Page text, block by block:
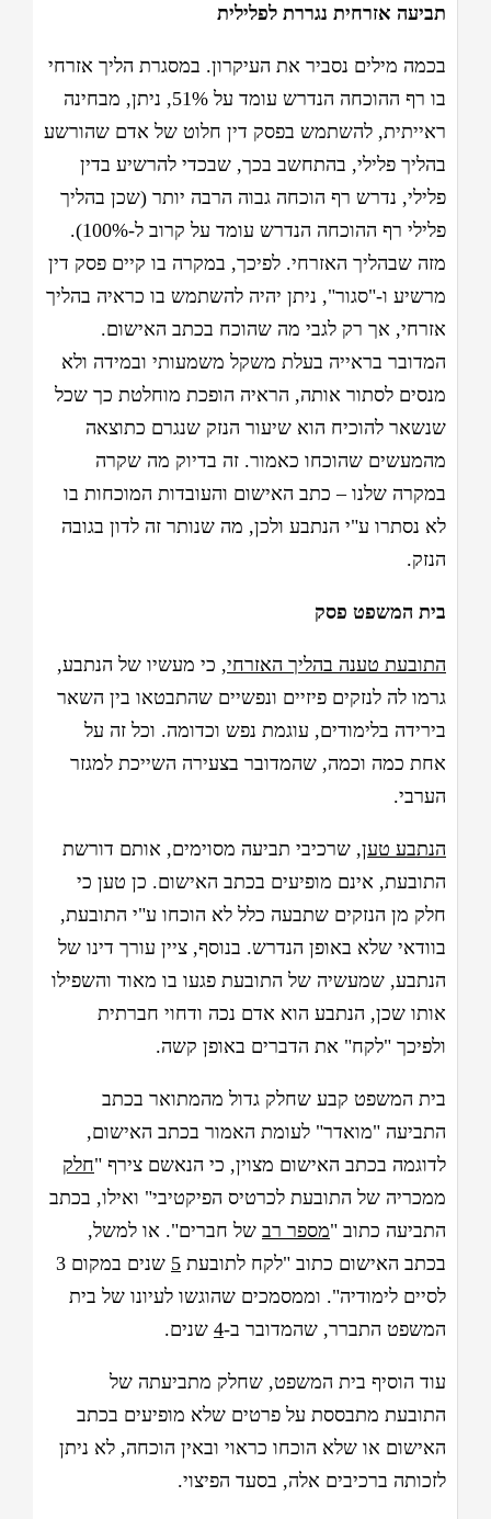
תביעה אזרחית נגררת לפלילית
בכמה מילים נסביר את העיקרון. במסגרת הליך אזרחי
בו רף ההוכחה הנדרש עומד על 51%, ניתן, מבחינה
ראייתית, להשתמש בפסק דין חלוט של אדם שהורשע
בהליך פלילי, בהתחשב בכך, שבכדי להרשיע בדין
פלילי, נדרש רף הוכחה גבוה הרבה יותר (שכן בהליך
פלילי רף ההוכחה הנדרש עומד על קרוב ל-100%).
מזה שבהליך האזרחי. לפיכך, במקרה בו קיים פסק דין
מרשיע ו-"סגור", ניתן יהיה להשתמש בו כראיה בהליך
אזרחי, אך רק לגבי מה שהוכח בכתב האישום.
המדובר בראייה בעלת משקל משמעותי ובמידה ולא
מנסים לסתור אותה, הראיה הופכת מוחלטת כך שכל
שנשאר להוכיח הוא שיעור הנזק שנגרם כתוצאה
מהמעשים שהוכחו כאמור. זה בדיוק מה שקרה
במקרה שלנו – כתב האישום והעובדות המוכחות בו
לא נסתרו ע"י הנתבע ולכן, מה שנותר זה לדון בגובה
הנזק.
בית המשפט פסק
התובעת טענה בהליך האזרחי, כי מעשיו של הנתבע,
גרמו לה לנזקים פיזיים ונפשיים שהתבטאו בין השאר
בירידה בלימודים, עוגמת נפש וכדומה. וכל זה על
אחת כמה וכמה, שהמדובר בצעירה השייכת למגזר
הערבי.
הנתבע טען, שרכיבי תביעה מסוימים, אותם דורשת
התובעת, אינם מופיעים בכתב האישום. כן טען כי
חלק מן הנזקים שתבעה כלל לא הוכחו ע"י התובעת,
בוודאי שלא באופן הנדרש. בנוסף, ציין עורך דינו של
הנתבע, שמעשיה של התובעת פגעו בו מאוד והשפילו
אותו שכן, הנתבע הוא אדם נכה ודחוי חברתית
ולפיכך "לקח" את הדברים באופן קשה.
בית המשפט קבע שחלק גדול מהמתואר בכתב
התביעה "מואדר" לעומת האמור בכתב האישום,
לדוגמה בכתב האישום מצוין, כי הנאשם צירף "חלק
ממכריה של התובעת לכרטיס הפיקטיבי" ואילו, בכתב
התביעה כתוב "מספר רב של חברים". או למשל,
בכתב האישום כתוב "לקח לתובעת 5
שנים במקום 3
לסיים לימודיה". וממסמכים שהוגשו לעיונו של בית
המשפט התברר, שהמדובר ב-4 שנים.
עוד הוסיף בית המשפט, שחלק מתביעתה של
התובעת מתבססת על פרטים שלא מופיעים בכתב
האישום או שלא הוכחו כראוי ובאין הוכחה, לא ניתן
לזכותה ברכיבים אלה, בסעד הפיצוי.